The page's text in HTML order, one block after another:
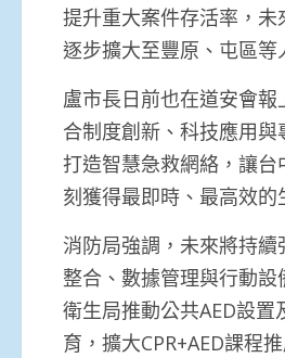
提升重大案件存活率，未
逐步擴大至豐原、屯區等
盧市長日前也在道安會報
合制度創新、科技應用與
打造智慧急救網絡，讓台
刻獲得最即時、最高效的
消防局強調，未來將持
整合、數據管理與行動
衛生局推動公共AED設置
育，擴大CPR+AED課程